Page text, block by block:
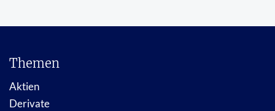
Themen
Aktien
Derivate